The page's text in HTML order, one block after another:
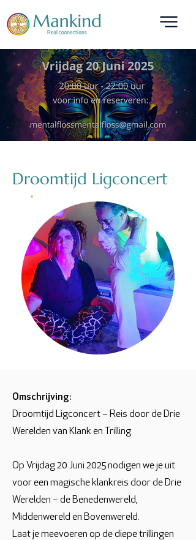
Droomtijd Ligconcert
Omschrijving:
Droomtijd Ligconcert – Reis door de Drie
Werelden van Klank en Trilling
Op Vrijdag 20 Juni 2025 nodigen we je uit
voor een magische klankreis door de Drie
Werelden – de Benedenwereld,
Middenwereld en Bovenwereld.
Laat je meevoeren op de diepe trillingen